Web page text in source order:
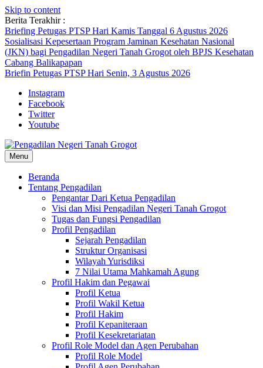
Skip to content
Berita Terakhir :
Briefing Petugas PTSP Hari Kamis Tanggal 6 Agustus 2026
Sosialisasi Kepesertaan Program Jaminan Kesehatan Nasional
(JKN) bagi Pengadilan Negeri Tanah Grogot oleh BPJS Kesehatan
Cabang Balikapapan
Briefin Petugas PTSP Hari Senin, 3 Agustus 2026
Instagram
Facebook
Twitter
Youtube
Menu
Beranda
Tentang Pengadilan
Pengantar Dari Ketua Pengadilan
Visi dan Misi Pengadilan Negeri Tanah Grogot
Tugas dan Fungsi Pengadilan
Profil Pengadilan
Sejarah Pengadilan
Struktur Organisasi
Wilayah Yurisdiksi
7 Nilai Utama Mahkamah Agung
Profil Hakim dan Pegawai
Profil Ketua
Profil Wakil Ketua
Profil Hakim
Profil Kepaniteraan
Profil Kesekretariatan
Profil Role Model dan Agen Perubahan
Profil Role Model